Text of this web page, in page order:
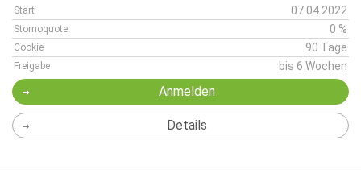
Start 07.04.2022
Stornoquote 0 %
Cookie 90 Tage
Freigabe bis 6 Wochen
Anmelden
Details